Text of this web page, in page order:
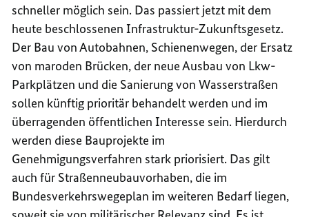
schneller möglich sein. Das passiert jetzt mit dem
heute beschlossenen Infrastruktur-Zukunftsgesetz.
Der Bau von Autobahnen, Schienenwegen, der Ersatz
von maroden Brücken, der neue Ausbau von Lkw-
Parkplätzen und die Sanierung von Wasserstraßen
sollen künftig prioritär behandelt werden und im
überragenden öffentlichen Interesse sein. Hierdurch
werden diese Bauprojekte im
Genehmigungsverfahren stark priorisiert. Das gilt
auch für Straßenneubauvorhaben, die im
Bundesverkehrswegeplan im weiteren Bedarf liegen,